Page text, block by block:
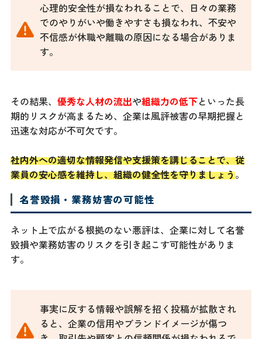
心理的安全性が損なわれることで、日々の業務
でのやりがいや働きやすさも損なわれ、不安や
不信感が休職や離職の原因になる場合がありま
す。
その結果、 優秀な人材の流出や組織力の低下といった長
期的リスクが高まるため、企業は風評被害の早期把握と
迅速な対応が不可欠です。
社内外への適切な情報発信や支援策を講じることで、従
業員の安心感を維持し、組織の健全性を守りましょう。
名誉毀損・業務妨害の可能性
ネット上で広がる根拠のない悪評は、企業に対して名誉
毀損や業務妨害のリスクを引き起こす可能性がありま
す。
事実に反する情報や誤解を招く投稿が拡散され
ると、企業の信用やブランドイメージが傷つ